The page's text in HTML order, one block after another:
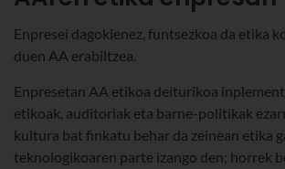
Enpresei dagokienez, funtsezkoa da etika
duen AA erabiltzea.
Enpresetan AA etikoa deiturikoa
etikoak, auditoriak eta barne-politikak
kultura bat finkatu behar da zeinean etika
teknologikoaren parte izango den; horrek